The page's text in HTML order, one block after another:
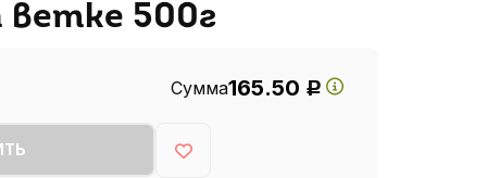
ветке 500г
Сумма165.50 Р